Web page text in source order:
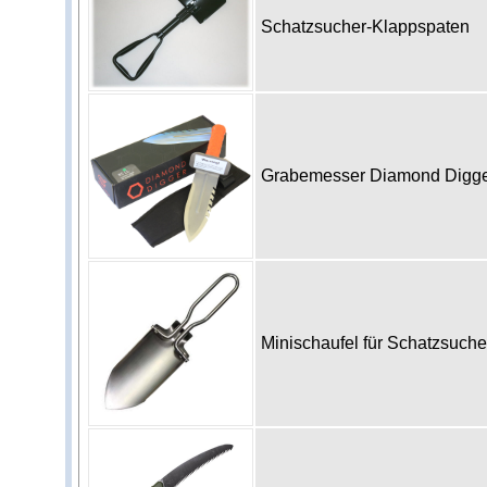
Schatzsucher-Klappspaten
Grabemesser Diamond
Minischaufel für